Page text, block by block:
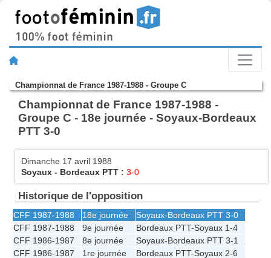
Championnat de France 1987-1988 - Groupe C
Championnat de France 1987-1988 -
Groupe C - 18e journée - Soyaux-Bordeaux
PTT 3-0
Dimanche 17 avril 1988
Soyaux - Bordeaux PTT : 3-0
Historique de l'opposition
CFF 1987-1988 18e journée Soyaux-Bordeaux PTT 3-0
CFF 1987-1988
9e journée Bordeaux PTT-Soyaux 1-4
CFF 1986-1987
8e journée Soyaux-Bordeaux PTT 3-1
CFF 1986-1987
1re journée Bordeaux PTT-Soyaux 2-6